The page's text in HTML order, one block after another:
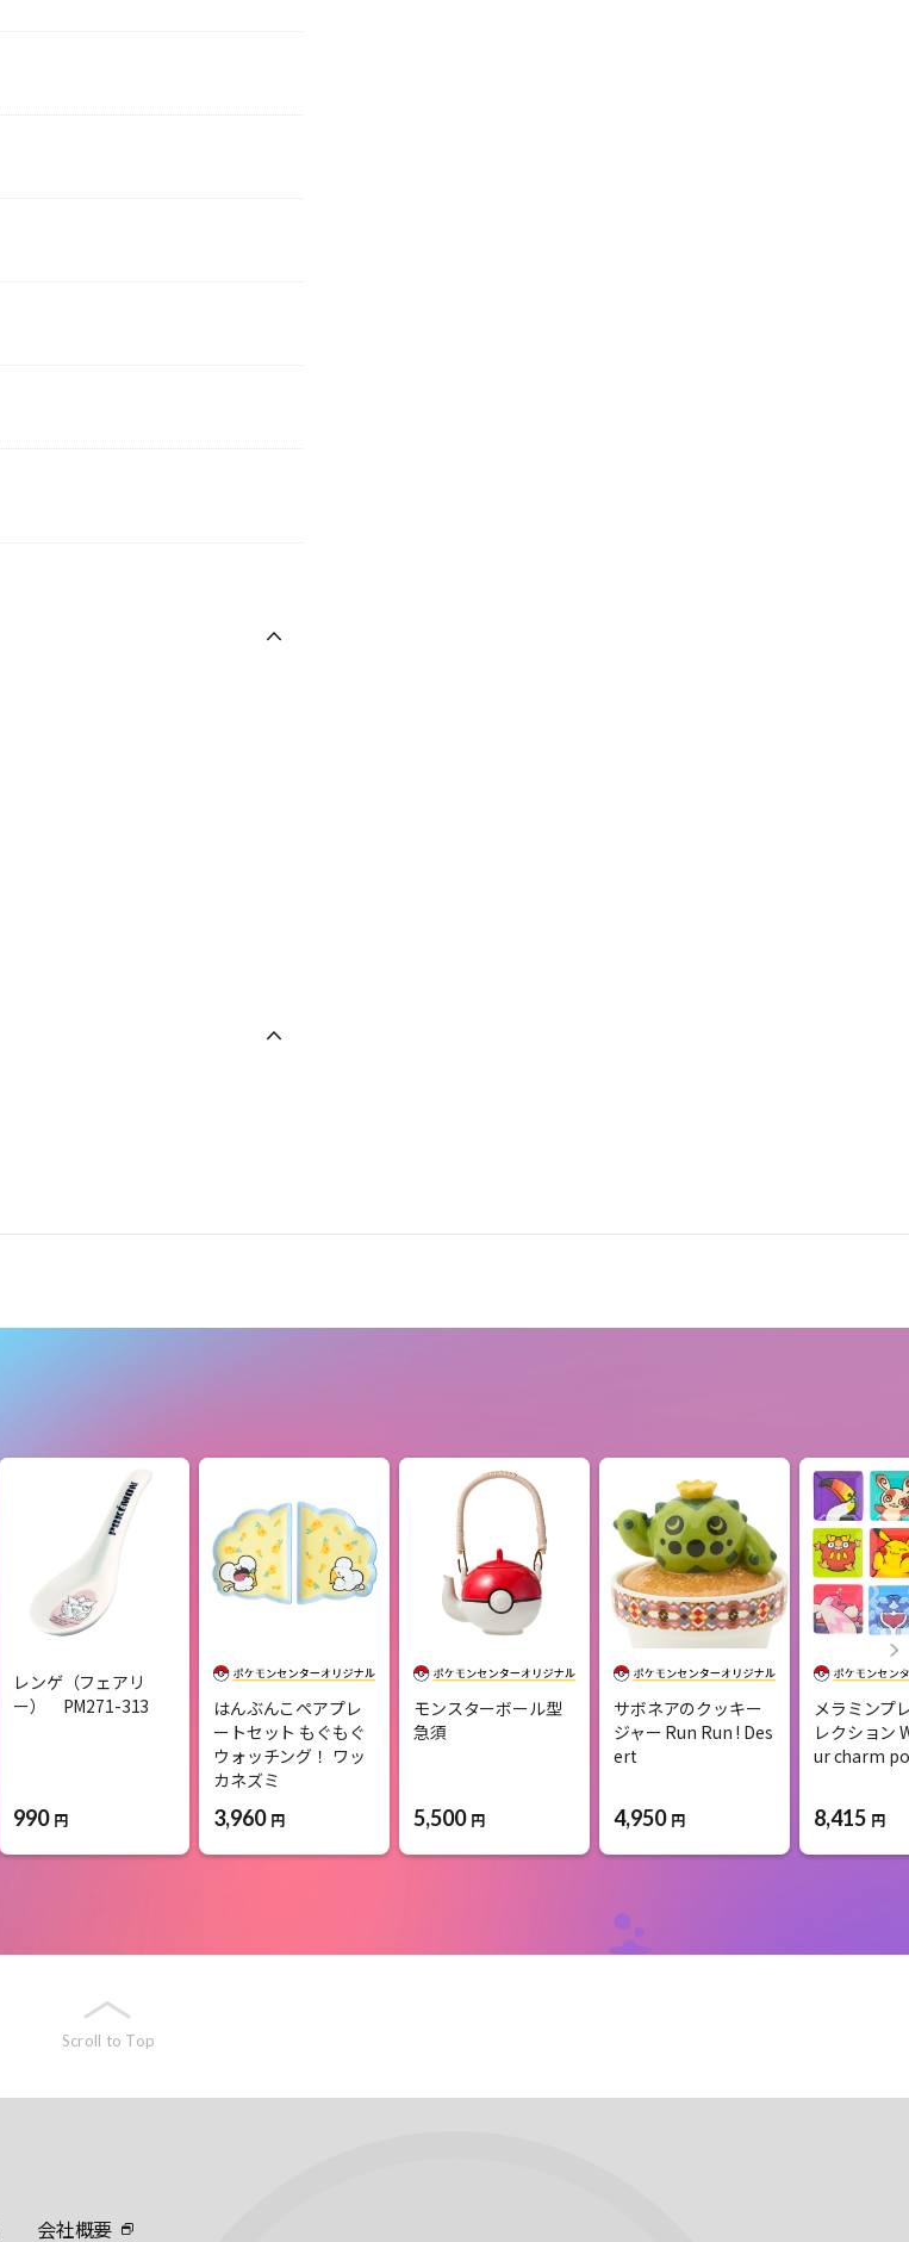
レンゲ（フェアリ
ー） PM271-313
990 円
はんぶんこペアプレ
ートセット もぐもぐ
ウォッチング！ ワッ
カネズミ
3,960 円
モンスターボール型
急須
5,500 円
サボネアのクッキー
ジャー Run Run ! Des
ert
4,950 円
メラミンプ
レクション
ur charm
8,415 円
Scroll to Top
会社概要